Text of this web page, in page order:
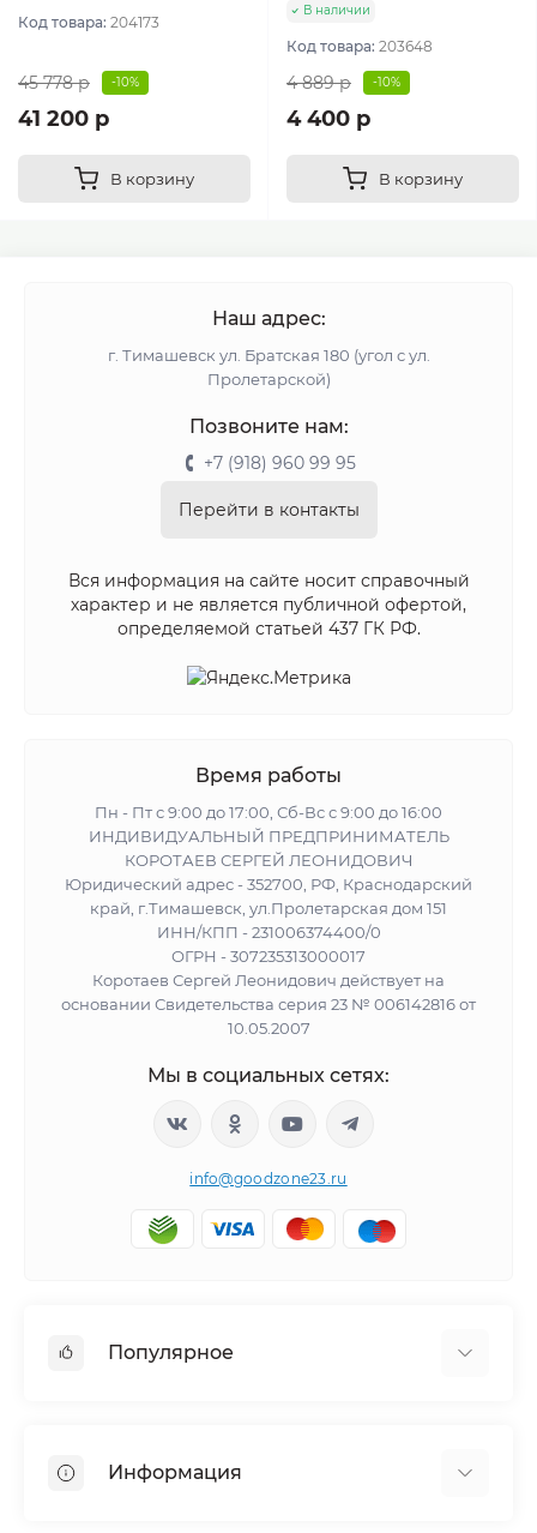
Код товара: 204173
45 778 р -10%
41 200 р
В корзину
В наличии
Код товара: 203648
4 889 р -10%
4 400 р
В корзину
Наш адрес:
г. Тимашевск ул. Братская 180 (угол с ул.
Пролетарской)
Позвоните нам:
+7 (918) 960 99 95
Перейти в контакты
Вся информация на сайте носит справочный
характер и не является публичной офертой,
определяемой статьей 437 ГК РФ.
Время работы
Пн - Пт с 9:00 до 17:00, Сб-Вс с 9:00 до 16:00
ИНДИВИДУАЛЬНЫЙ ПРЕДПРИНИМАТЕЛЬ
КОРОТАЕВ СЕРГЕЙ ЛЕОНИДОВИЧ
Юридический адрес - 352700, РФ, Краснодарский
край, г.Тимашевск, ул.Пролетарская дом 151
ИНН/КПП - 231006374400/0
ОГРН - 307235313000017
Коротаев Сергей Леонидович действует на
основании Свидетельства серия 23 № 006142816 от
10.05.2007
Мы в социальных сетях:
info@goodzone23.ru
Популярное
Сушильные машины
Информация